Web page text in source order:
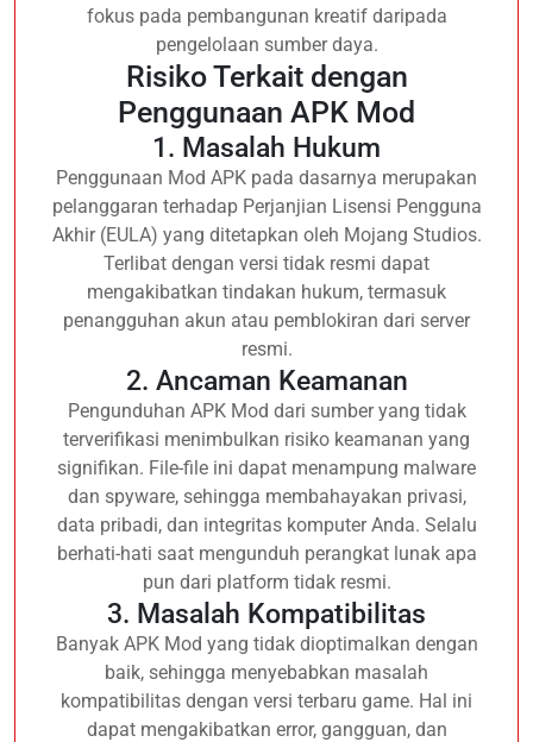
fokus pada pembangunan kreatif daripada
pengelolaan sumber daya.
Risiko Terkait dengan
Penggunaan APK Mod
1. Masalah Hukum
Penggunaan Mod APK pada dasarnya merupakan
pelanggaran terhadap Perjanjian Lisensi Pengguna
Akhir (EULA) yang ditetapkan oleh Mojang Studios.
Terlibat dengan versi tidak resmi dapat
mengakibatkan tindakan hukum, termasuk
penangguhan akun atau pemblokiran dari server
resmi.
2. Ancaman Keamanan
Pengunduhan APK Mod dari sumber yang tidak
terverifikasi menimbulkan risiko keamanan yang
signifikan. File-file ini dapat menampung malware
dan spyware, sehingga membahayakan privasi,
data pribadi, dan integritas komputer Anda. Selalu
berhati-hati saat mengunduh perangkat lunak apa
pun dari platform tidak resmi.
3. Masalah Kompatibilitas
Banyak APK Mod yang tidak dioptimalkan dengan
baik, sehingga menyebabkan masalah
kompatibilitas dengan versi terbaru game. Hal ini
dapat mengakibatkan error, gangguan, dan